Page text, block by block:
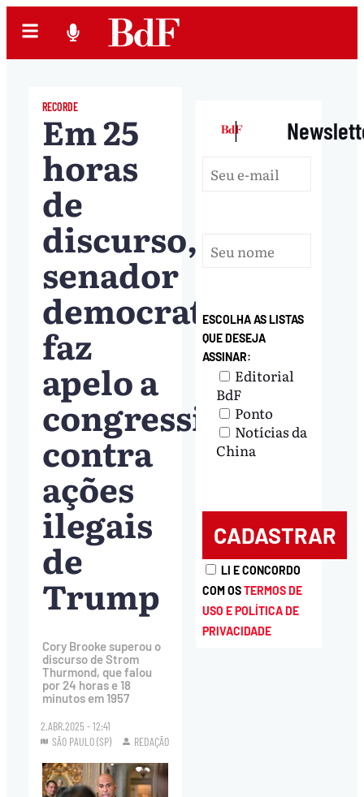
RECORDE
Em 25
horas
de
discurso,
senador
democrata
faz
apelo a
congressistas
contra
ações
ilegais
de
Trump
Cory Brooke superou o
discurso de Strom
Thurmond, que falou
por 24 horas e 18
minutos em 1957
2.ABR.2025 - 12:41
SÃO PAULO (SP)
REDAÇÃO
|
ESCOLHA AS LISTAS
QUE DESEJA
ASSINAR:
Editorial
BdF
Ponto
Notícias da
China
LI E CONCORDO
COM OSTERMOS DE
USO E POLÍTICA DE
PRIVACIDADE